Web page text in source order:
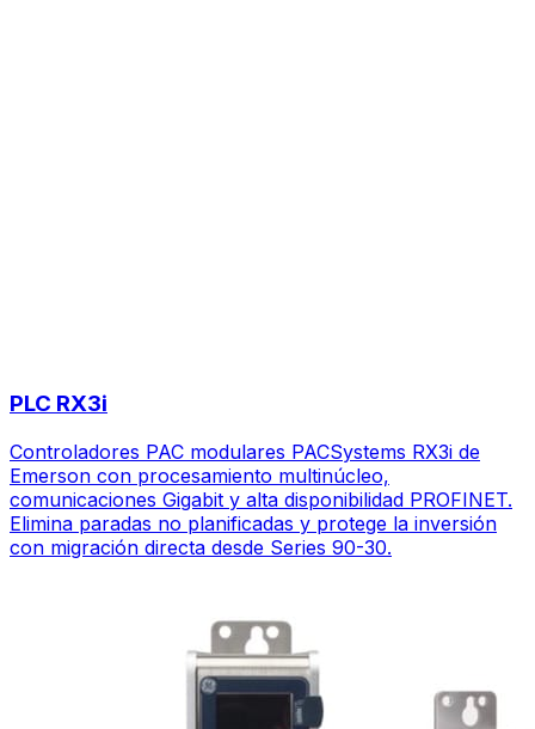
PLC RX3i
Controladores PAC modulares PACSystems RX3i de
Emerson con procesamiento multinúcleo,
comunicaciones Gigabit y alta disponibilidad PROFINET.
Elimina paradas no planificadas y protege la inversión
con migración directa desde Series 90-30.